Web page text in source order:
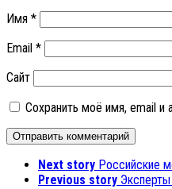
Имя *
Email *
Сайт
Сохранить моё имя, email
Next story Российские
Previous story